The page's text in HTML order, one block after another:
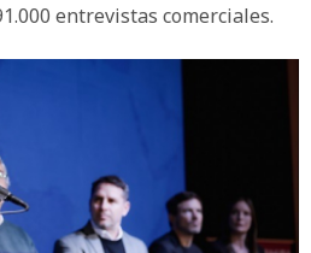
entrevistas comerciales.